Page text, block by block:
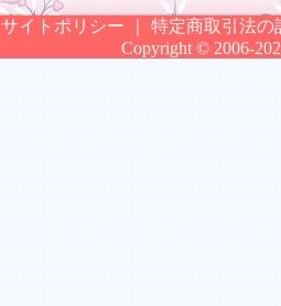
サイトポリシー
特定商取引法の
Copyright © 2006-